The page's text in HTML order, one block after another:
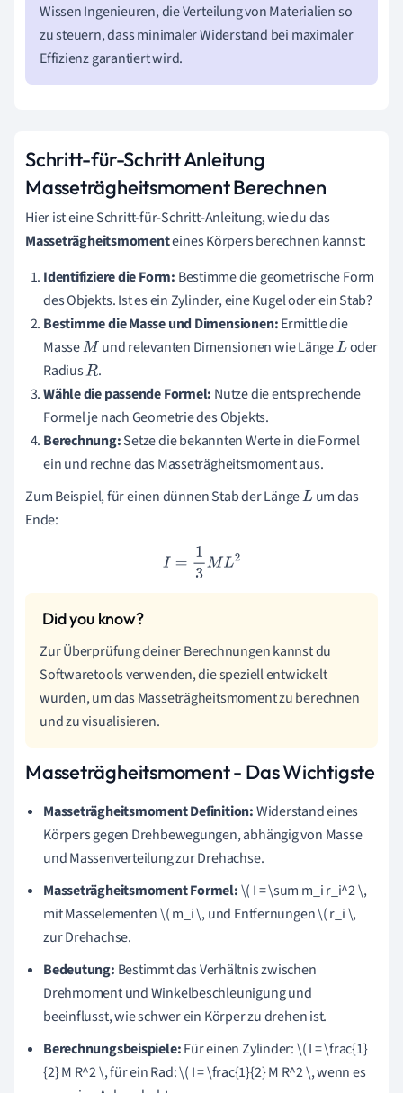
Wissen Ingenieuren, die Verteilung von Materialien so
zu steuern, dass minimaler Widerstand bei maximaler
Effizienz garantiert wird.
Schritt-für-Schritt Anleitung
Masseträgheitsmoment Berechnen
Hier ist eine Schritt-für-Schritt-Anleitung, wie du das
Masseträgheitsmomenteines Körpers berechnen kannst:
Identifiziere die Form: Bestimme die geometrische Form
des Objekts. Ist es ein Zylinder, eine Kugel oder ein Stab?
Bestimme die Masse und Dimensionen:Ermittle die
MasseM und relevanten Dimensionen wie LängeLoder
RadiusR .
Wähle die passende Formel: Nutze die entsprechende
Formel je nach Geometrie des Objekts.
Berechnung:Setze die bekannten Werte in die Formel
ein und rechne das Masseträgheitsmoment aus.
Zum Beispiel, für einen dünnen Stab der LängeLum das
Ende:
I= 13ML2
Zur Überprüfung deiner Berechnungen kannst du
Softwaretools verwenden, die speziell entwickelt
wurden, um das Masseträgheitsmoment zu berechnen
und zu visualisieren.
Masseträgheitsmoment - Das Wichtigste
Masseträgheitsmoment Definition:Widerstand eines
Körpers gegen Drehbewegungen, abhängig von Masse
und Massenverteilung zur Drehachse.
Masseträgheitsmoment Formel:\( I = \sum m_i r_i^2 \,
mit Masselementen \( m_i \, und Entfernungen \( r_i \,
zur Drehachse.
Bedeutung: Bestimmt das Verhältnis zwischen
Drehmoment und Winkelbeschleunigung und
beeinflusst, wie schwer ein Körper zu drehen ist.
Berechnungsbeispiele:Für einen Zylinder: \( I = \frac{1}
{2} M R^2 \, für ein Rad: \( I = \frac{1}{2} M R^2 \, wenn es